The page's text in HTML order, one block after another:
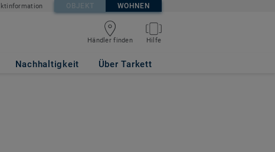
OBJEKT WOHNEN
Händler finden Hilfe
Nachhaltigkeit Über Tarkett